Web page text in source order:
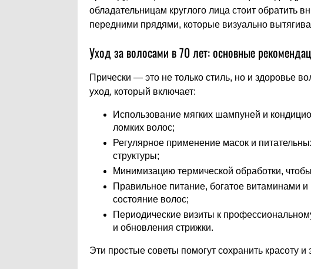
обладательницам круглого лица стоит обратить
передними прядями, которые визуально
Уход за волосами в 70 лет: основные
Прически — это не только стиль, но и здоровье
уход, который включает:
Использование мягких шампуней и
ломких волос;
Регулярное применение масок и
структуры;
Минимизацию термической обработки,
Правильное питание, богатое витаминами
состояние волос;
Периодические визиты к
и обновления стрижки.
Эти простые советы помогут сохранить красоту